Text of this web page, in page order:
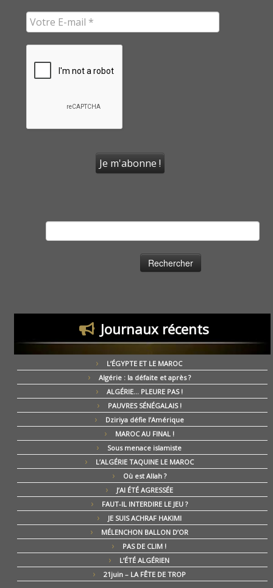
Journaux récents
L’ÉGYPTE ET LE MAROC
Algérie : la défaite et après ?
ALGÉRIE… PLEURE PAS !
PAUVRES SÉNÉGALAIS !
Dziriya défie l’Amérique
MAROC AU FINAL !
Sous menace islamiste
L’ALGÉRIE TAQUINE LE MAROC
Où est Allah ?
J’AI ÉTÉ AGRESSÉE
FAUT-IL INTERDIRE LE JEU ?
JE SUIS ACHRAF HAKIMI
MÉLENCHON BALLON D’OR
PAS DE CLIM !
L’ÉTÉ ALGÉRIEN
21juin – LA FÊTE DE TROP